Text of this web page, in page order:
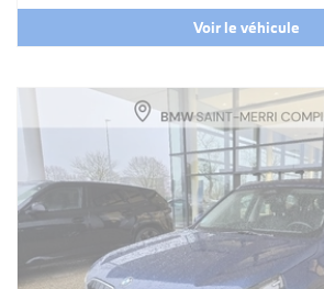
Voir le véhicule